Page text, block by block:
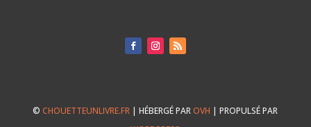
©CHOUETTEUNLIVRE.FR | HÉBERGÉ PAROVH | PROPULSÉ PAR